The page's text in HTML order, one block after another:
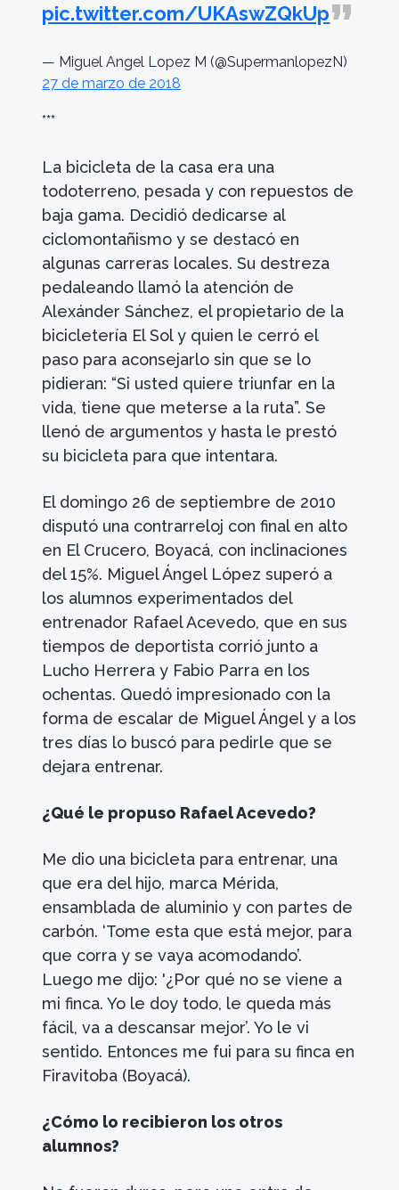
pic.twitter.com/UKAswZQkUp
— Miguel Angel Lopez M (@SupermanlopezN)
27 de marzo de 2018
***
La bicicleta de la casa era una
todoterreno, pesada y con repuestos de
baja gama. Decidió dedicarse al
ciclomontañismo y se destacó en
algunas carreras locales. Su destreza
pedaleando llamó la atención de
Alexánder Sánchez, el propietario de la
bicicletería El Sol y quien le cerró el
paso para aconsejarlo sin que se lo
pidieran: “Si usted quiere triunfar en la
vida, tiene que meterse a la ruta”. Se
llenó de argumentos y hasta le prestó
su bicicleta para que intentara.
El domingo 26 de septiembre de 2010
disputó una contrarreloj con final en alto
en El Crucero, Boyacá, con inclinaciones
del 15%. Miguel Ángel López superó a
los alumnos experimentados del
entrenador Rafael Acevedo, que en sus
tiempos de deportista corrió junto a
Lucho Herrera y Fabio Parra en los
ochentas. Quedó impresionado con la
forma de escalar de Miguel Ángel y a los
tres días lo buscó para pedirle que se
dejara entrenar.
¿Qué le propuso Rafael Acevedo?
Me dio una bicicleta para entrenar, una
que era del hijo, marca Mérida,
ensamblada de aluminio y con partes de
carbón. ‘Tome esta que está mejor, para
que corra y se vaya acomodando’.
Luego me dijo: '¿Por qué no se viene a
mi finca. Yo le doy todo, le queda más
fácil, va a descansar mejor’. Yo le vi
sentido. Entonces me fui para su finca en
Firavitoba (Boyacá).
¿Cómo lo recibieron los otros
alumnos?